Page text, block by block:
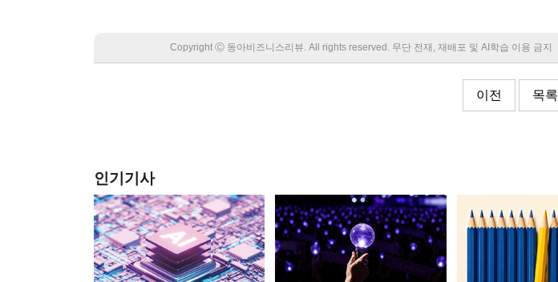
Copyright Ⓒ 동아비즈니스리뷰. All rights reserved. 무단 전재, 재배포 및 AI학습 이용 금지
이전 목록
인기기사